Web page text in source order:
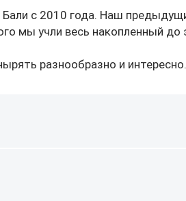
с 2010 года. Наш
мы учли весь накопленный до
разнообразно и